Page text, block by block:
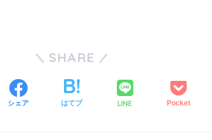
SHARE
シェア はてブ LINE Pocket